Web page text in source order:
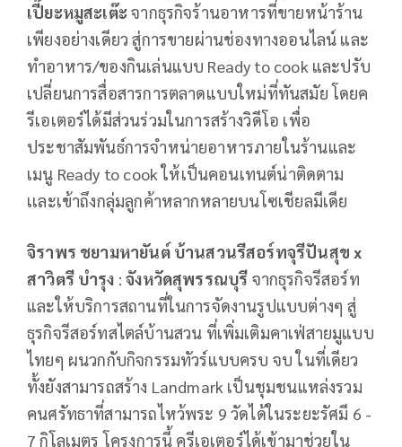
เปี๊ยะหมูสะเต๊ะจากธุรกิจร้านอาหารที่ขายหน้าร้าน
เพียงอย่างเดียว สู่การขายผ่านช่องทางออนไลน์ และ
ทำอาหาร/ของกินเล่นแบบ Ready to cook และปรับ
เปลี่ยนการสื่อสารการตลาดแบบใหม่ที่ทันสมัย โดยค
รีเอเตอร์ได้มีส่วนร่วมในการสร้างวิดีโอ เพื่อ
ประชาสัมพันธ์การจำหน่ายอาหารภายในร้านและ
เมนู Ready to cook ให้เป็นคอนเทนต์น่าติดตาม
เเละเข้าถึงกลุ่มลูกค้าหลากหลายบนโซเชียลมีเดีย
จิราพร ชยามหายันต์ บ้านสวนรีสอร์ทจุรีปันสุขx
สาวิตรี บำรุง :จังหวัดสุพรรณบุรี จากธุรกิจรีสอร์ท
และให้บริการสถานที่ในการจัดงานรูปแบบต่างๆ สู่
ธุรกิจรีสอร์ทสไตล์บ้านสวน ที่เพิ่มเติมคาเฟ่สายมูแบบ
ไทยๆ ผนวกกับกิจกรรมทัวร์แบบครบ จบ ในที่เดียว
ทั้งยังสามารถสร้าง Landmark เป็นชุมชนแหล่งรวม
คนศรัทธาที่สามารถไหว้พระ 9 วัดได้ในระยะรัศมี 6 -
7 กิโลเมตร โครงการนี้ ครีเอเตอร์ได้เข้ามาช่วยใน